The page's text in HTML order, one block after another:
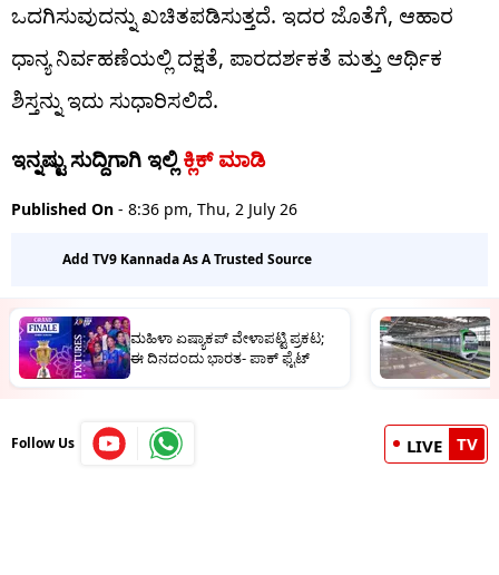
ಒದಗಿಸುವುದನ್ನು ಖಚಿತಪಡಿಸುತ್ತದೆ. ಇದರ ಜೊತೆಗೆ, ಆಹಾರ
ಧಾನ್ಯ ನಿರ್ವಹಣೆಯಲ್ಲಿ ದಕ್ಷತೆ, ಪಾರದರ್ಶಕತೆ ಮತ್ತು ಆರ್ಥಿಕ
ಶಿಸ್ತನ್ನು ಇದು ಸುಧಾರಿಸಲಿದೆ.
ಇನ್ನಷ್ಟು ಸುದ್ದಿಗಾಗಿ ಇಲ್ಲಿಕ್ಲಿಕ್ ಮಾಡಿ
Published On - 8:36 pm, Thu, 2 July 26
Add TV9 Kannada As A Trusted Source
ಮಹಿಳಾ ಏಷ್ಯಾಕಪ್ ವೇಳಾಪಟ್ಟಿ ಪ್ರಕಟ;
ಈ ದಿನದಂದು ಭಾರತ- ಪಾಕ್ ಫೈಟ್
Follow Us LIVE TV